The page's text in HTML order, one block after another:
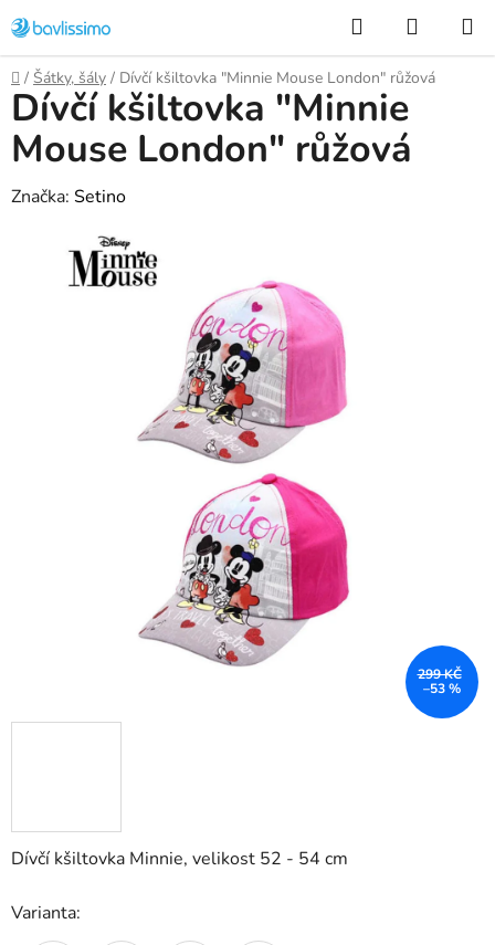
na
obsah
Hledat
KOŠÍK
Domů
/ Šátky, šály / Dívčí kšiltovka "Minnie Mouse London" růžová
Dívčí kšiltovka Minnie, velikost 52 - 54 cm
Varianta:
Dívčí kšiltovka "Minnie
Mouse London" růžová
Značka: Setino
299 KČ
–53 %